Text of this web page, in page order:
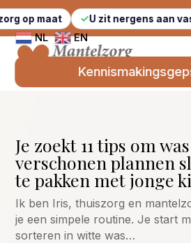
U zit nergens aan vast
NL EN
Je zoekt 11 tips om
verschonen plannen
te pakken met jonge
Ik ben Iris, thuiszorg en
je een simpele routine. Je start
sorteren in witte was…